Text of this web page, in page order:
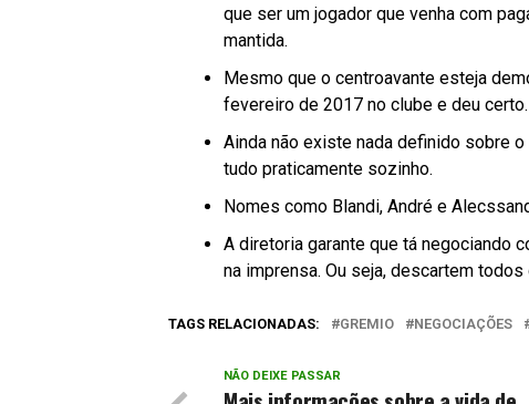
que ser um jogador que venha com
mantida.
Mesmo que o centroavante esteja
fevereiro de 2017 no clube e deu
Ainda não existe nada definido sobre
tudo praticamente sozinho.
Nomes como Blandi, André e
A diretoria garante que tá negociando
na imprensa. Ou seja, descartem
TAGS RELACIONADAS: GREMIO NEGOCIAÇÕES
NÃO DEIXE PASSAR